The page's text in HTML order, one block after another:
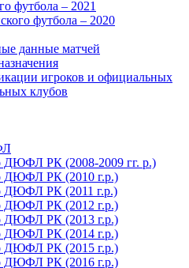
футбола – 2021
футбола – 2020
данные матчей
игроков и официальных
клубов
ДЮФЛ РК (2008-2009 гг. р.)
ДЮФЛ РК (2010 г.р.)
ДЮФЛ РК (2011 г.р.)
ДЮФЛ РК (2012 г.р.)
ДЮФЛ РК (2013 г.р.)
ДЮФЛ РК (2014 г.р.)
ДЮФЛ РК (2015 г.р.)
ДЮФЛ РК (2016 г.р.)